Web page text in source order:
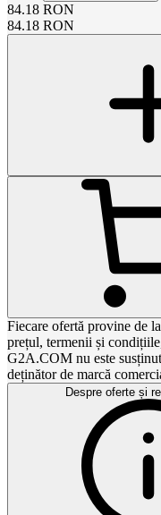
84.18 RON
84.18 RON
Fiecare ofertă provine de
prețul, termenii și
G2A.COM nu este
deținător de marcă
Despre oferte și